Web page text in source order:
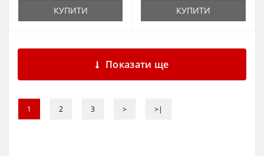
КУПИТИ КУПИТИ
Показати ще
1 2 3 > >|